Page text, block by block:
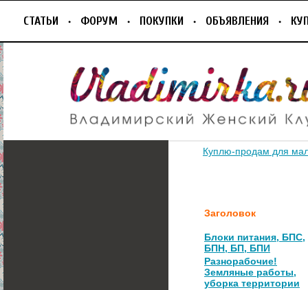
СТАТЬИ ФОРУМ ПОКУПКИ ОБЪЯВЛЕНИЯ
Куплю-продам для
Заголовок
Блоки питания, БПС,
БПН, БП, БПИ
Разнорабочие!
Земляные работы,
уборка территории